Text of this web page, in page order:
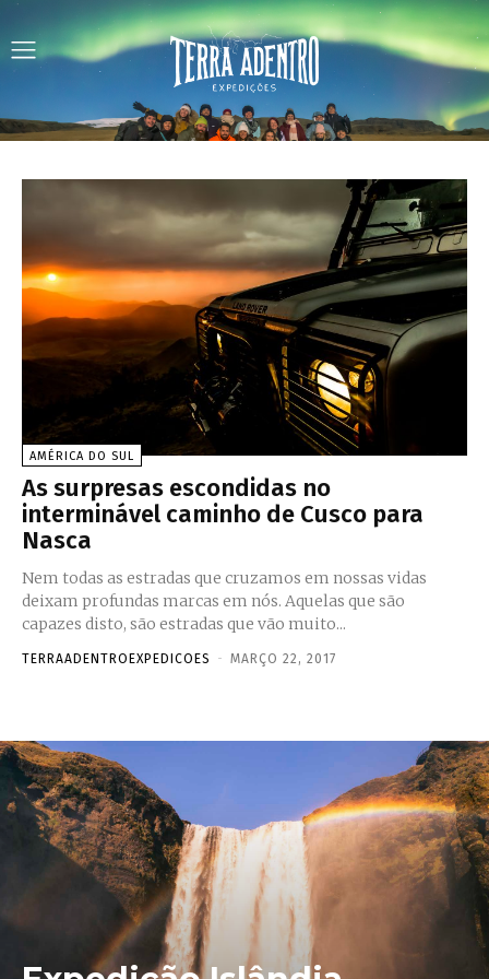
AMÉRICA DO SUL
As surpresas escondidas no
interminável caminho de Cusco para
Nasca
Nem todas as estradas que cruzamos em nossas vidas
deixam profundas marcas em nós. Aquelas que são
capazes disto, são estradas que vão muito...
TERRAADENTROEXPEDICOES - MARÇO 22, 2017